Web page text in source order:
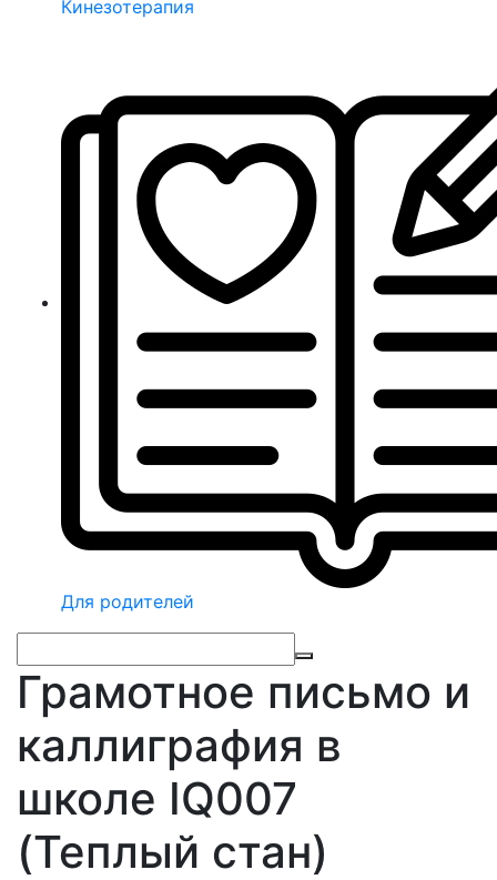
Кинезотерапия
Для родителей
Грамотное письмо и
каллиграфия в
школе IQ007
(Теплый стан)